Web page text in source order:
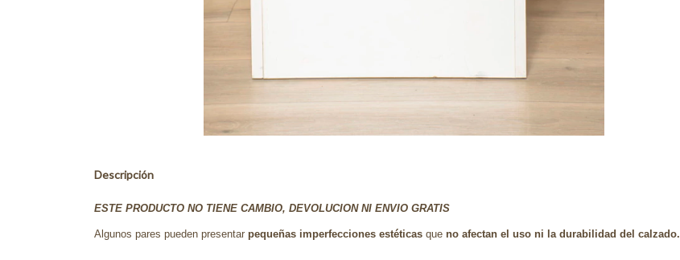
Descripción
ESTE PRODUCTO NO TIENE CAMBIO, DEVOLUCION NI ENVIO GRATIS
Algunos pares pueden presentar pequeñas imperfecciones estéticas que no afectan el uso ni la durabilidad del calzado.